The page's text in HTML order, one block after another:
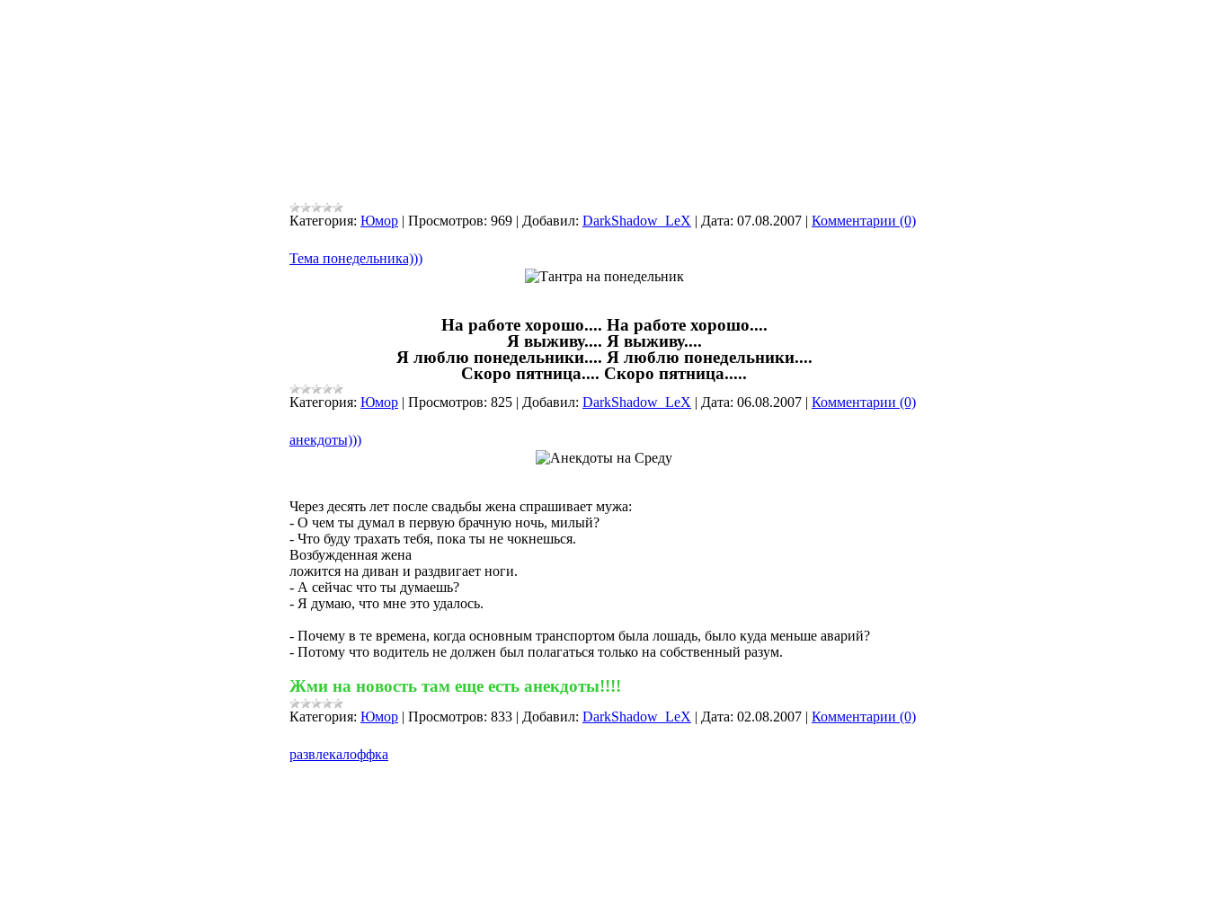
Категория: Юмор | Просмотров: 969 | Добавил: DarkShadow_LeX | Дата: 07.08.2007 | Комментарии (0)
Тема понедельника)))
На работе хорошо.... На работе хорошо....
Я выживу.... Я выживу....
Я люблю понедельники.... Я люблю понедельники....
Скоро пятница.... Скоро пятница.....
Категория: Юмор | Просмотров: 825 | Добавил: DarkShadow_LeX | Дата: 06.08.2007 | Комментарии (0)
анекдоты)))
Через десять лет после свадьбы жена спрашивает мужа:
- О чем ты думал в первую брачную ночь, милый?
- Что буду трахать тебя, пока ты не чокнешься.
Возбужденная жена
ложится на диван и раздвигает ноги.
- А сейчас что ты думаешь?
- Я думаю, что мне это удалось.
- Почему в те времена, когда основным транспортом была лошадь, было куда меньше аварий?
- Потому что водитель не должен был полагаться только на собственный разум.
Жми на новость там еще есть анекдоты!!!!
Категория: Юмор | Просмотров: 833 | Добавил: DarkShadow_LeX | Дата: 02.08.2007 | Комментарии (0)
развлекалоффка